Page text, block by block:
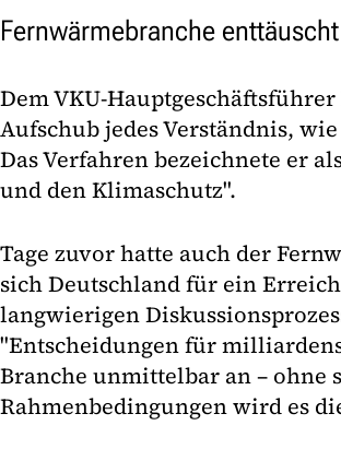
Fernwärmebranche enttäuscht
Dem VKU-
Aufschub jedes Verständnis,
Das Verfahren bezeichnete er
und den Klimaschutz".
Tage zuvor hatte auch der
sich Deutschland für ein
langwierigen
"Entscheidungen für
Branche unmittelbar an – ohne
Rahmenbedingungen wird es